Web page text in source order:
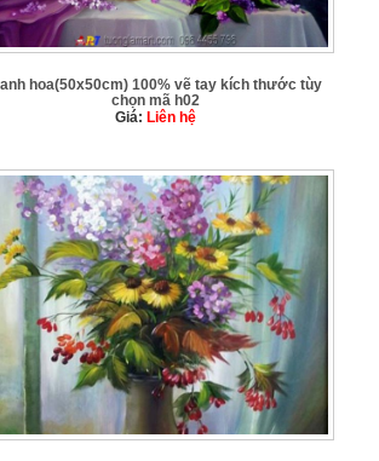
hoa(50x50cm) 100% vẽ tay kích thước tùy
chọn mã h02
Giá: Liên hệ